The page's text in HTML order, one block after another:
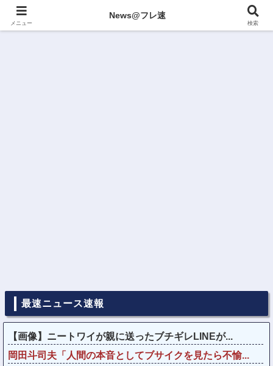
最速ニュース速報
【画像】ニートワイが親に送ったブチギレLINEが...
岡田斗司夫「人間の本音としてブサイクを見たら不愉...
メニュー
News@フレ速
検索